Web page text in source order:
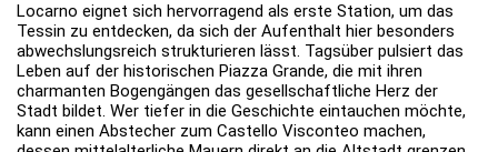
Locarno eignet sich hervorragend als erste Station, um das
Tessin zu entdecken, da sich der Aufenthalt hier besonders
abwechslungsreich strukturieren lässt. Tagsüber pulsiert das
Leben auf der historischen Piazza Grande, die mit ihren
charmanten Bogengängen das gesellschaftliche Herz der
Stadt bildet. Wer tiefer in die Geschichte eintauchen möchte,
kann einen Abstecher zum Castello Visconteo machen,